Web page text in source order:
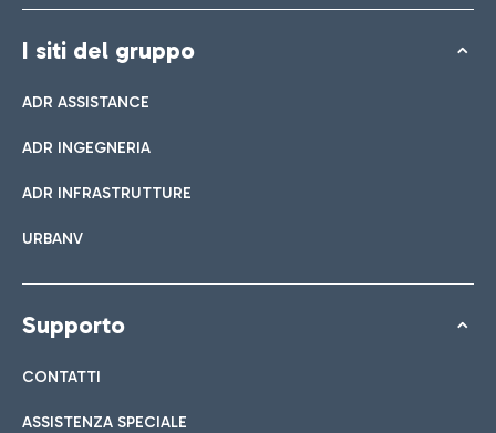
I siti del gruppo
ADR ASSISTANCE
ADR INGEGNERIA
ADR INFRASTRUTTURE
URBANV
Supporto
CONTATTI
ASSISTENZA SPECIALE